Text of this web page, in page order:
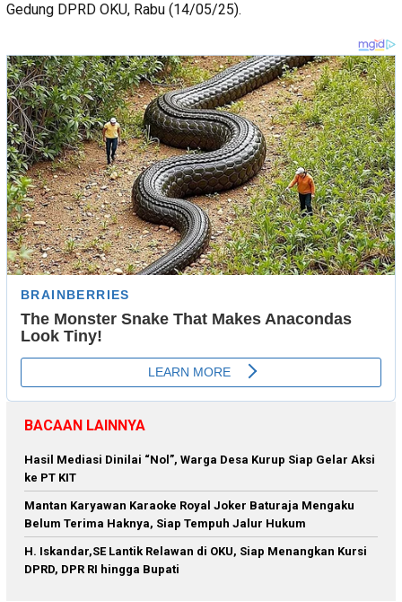
Gedung DPRD OKU, Rabu (14/05/25).
BACAAN LAINNYA
Hasil Mediasi Dinilai “Nol”, Warga Desa Kurup Siap Gelar Aksi
ke PT KIT
Mantan Karyawan Karaoke Royal Joker Baturaja Mengaku
Belum Terima Haknya, Siap Tempuh Jalur Hukum
H. Iskandar,SE Lantik Relawan di OKU, Siap Menangkan Kursi
DPRD, DPR RI hingga Bupati